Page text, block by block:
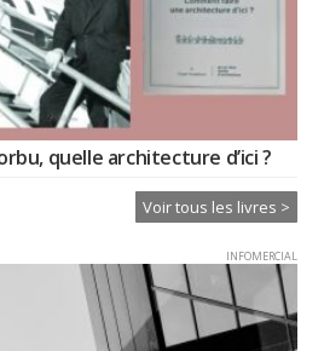
quelle architecture d’ici ?
Voir tous les livres >
INFOMERCIAL